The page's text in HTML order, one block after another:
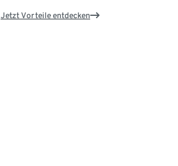
Jetzt Vorteile entdecken